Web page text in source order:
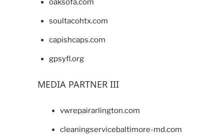
oaksofa.com
soultacohtx.com
capishcaps.com
gpsyfl.org
MEDIA PARTNER III
vwrepairarlington.com
cleaningservicebaltimore-md.com